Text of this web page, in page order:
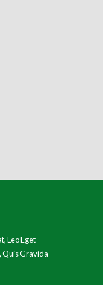
Leo Eget
Quis Gravida